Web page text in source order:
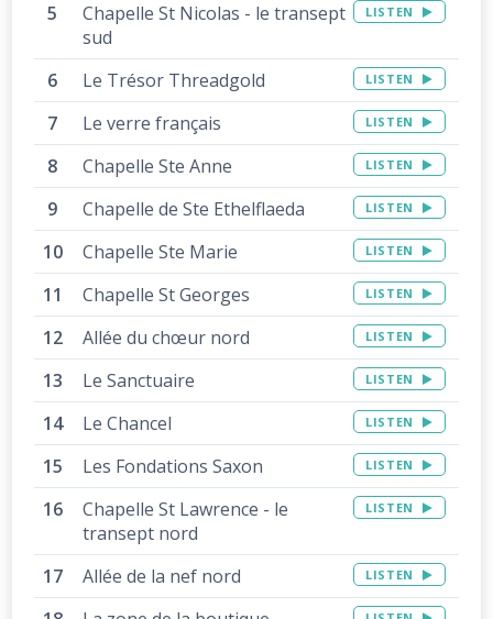
Chapelle St Nicolas - le transept
sud
LISTEN
Le Trésor Threadgold LISTEN
Le verre français LISTEN
Chapelle Ste Anne LISTEN
Chapelle de Ste Ethelflaeda LISTEN
Chapelle Ste Marie LISTEN
Chapelle St Georges LISTEN
Allée du chœur nord LISTEN
Le Sanctuaire LISTEN
Le Chancel LISTEN
Les Fondations Saxon LISTEN
Chapelle St Lawrence - le
transept nord
LISTEN
Allée de la nef nord LISTEN